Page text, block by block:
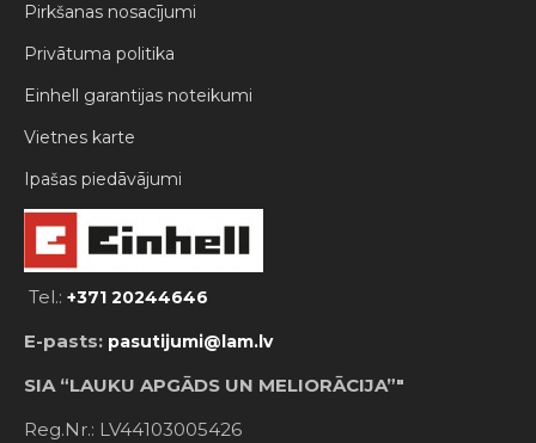
Pirkšanas nosacījumi
Privātuma politika
Einhell garantijas noteikumi
Vietnes karte
Ipašas piedāvājumi
Tel.: +371 20244646
E-pasts: pasutijumi@lam.lv
SIA “LAUKU APGĀDS UN MELIORĀCIJA”"
Reg.Nr.: LV44103005426